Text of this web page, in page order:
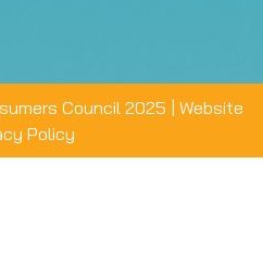
Council 2025 | Website
Policy